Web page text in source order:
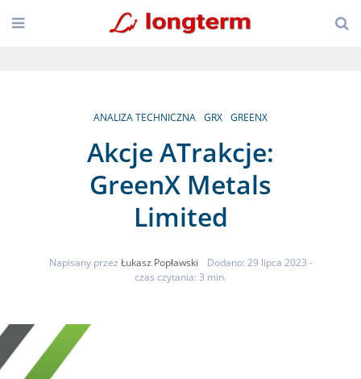
ANALIZA TECHNICZNA GRX GREENX
Akcje ATrakcje:
GreenX Metals
Limited
Napisany przez Łukasz Popławski Dodano: 29 lipca 2023 -
czas czytania: 3 min.